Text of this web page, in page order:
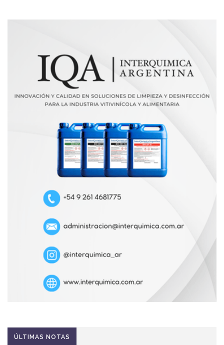
ÚLTIMAS NOTAS